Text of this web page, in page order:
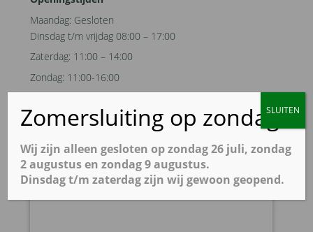
Maandag: Gesloten
Dinsdag t/m vrijdag 08:00 – 17:00
Zaterdag: 11:00 – 14:00
Zondag: 11:00-16:00
Zomersluiting op zondag
Wij zijn alleen gesloten op zondag 26 juli, zondag
2 augustus en zondag 9 augustus.
Dinsdag t/m zaterdag zijn wij gewoon geopend.
SLUITEN